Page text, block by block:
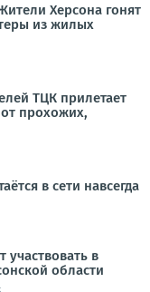
Херсона гонят
из жилых
ТЦК прилетает
прохожих,
в сети навсегда
участвовать в
области